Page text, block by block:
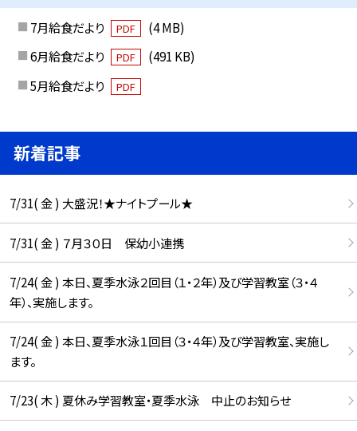
7月給食だより PDF
(4 MB)
6月給食だより
PDF
(491 KB)
5月給食だより
PDF
新着記事
7/31( 金 ) 大盛況！★ナイトプール★
7/31( 金 ) ７月３０日 保幼小連携
7/24( 金 ) 本日、夏季水泳２回目（１・２年）及び学習教室（３・４
年）、実施します。
7/24( 金 ) 本日、夏季水泳１回目（３・４年）及び学習教室、実施し
ます。
7/23( 木 ) 夏休み学習教室・夏季水泳 中止のお知らせ